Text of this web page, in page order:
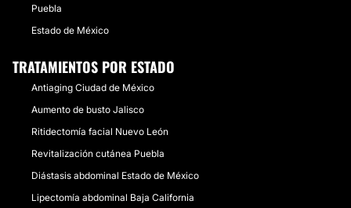
Puebla
Estado de México
TRATAMIENTOS POR ESTADO
Antiaging Ciudad de México
Aumento de busto Jalisco
Ritidectomía facial Nuevo León
Revitalización cutánea Puebla
Diástasis abdominal Estado de México
Lipectomía abdominal Baja California